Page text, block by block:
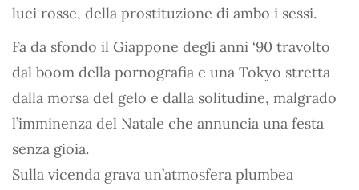
luci rosse, della prostituzione di ambo i sessi.
Fa da sfondo il Giappone degli anni ‘90 travolto
dal boom della pornografia e una Tokyo stretta
dalla morsa del gelo e dalla solitudine, malgrado
l’imminenza del Natale che annuncia una festa
senza gioia.
Sulla vicenda grava un’atmosfera plumbea